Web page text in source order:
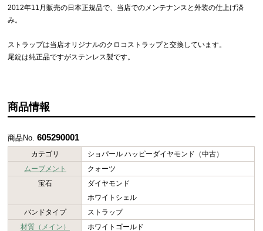
2012年11月販売の日本正規品で、当店でのメンテナンスと外装の仕上げ済
み。
ストラップは当店オリジナルのクロコストラップと交換しています。
尾錠は純正品ですがステンレス製です。
商品情報
商品No.605290001
カテゴリ
ショパール ハッピーダイヤモンド（中古）
ムーブメント
クォーツ
宝石
ダイヤモンド
ホワイトシェル
バンドタイプ
ストラップ
材質（メイン）
ホワイトゴールド